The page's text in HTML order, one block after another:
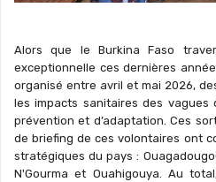
Alors que le Burkina Faso
exceptionnelle ces dernières
organisé entre avril et mai 2026,
les impacts sanitaires des vagues
prévention et d’adaptation. Ces
de briefing de ces volontaires ont
stratégiques du pays :
N'Gourma et Ouahigouya. Au